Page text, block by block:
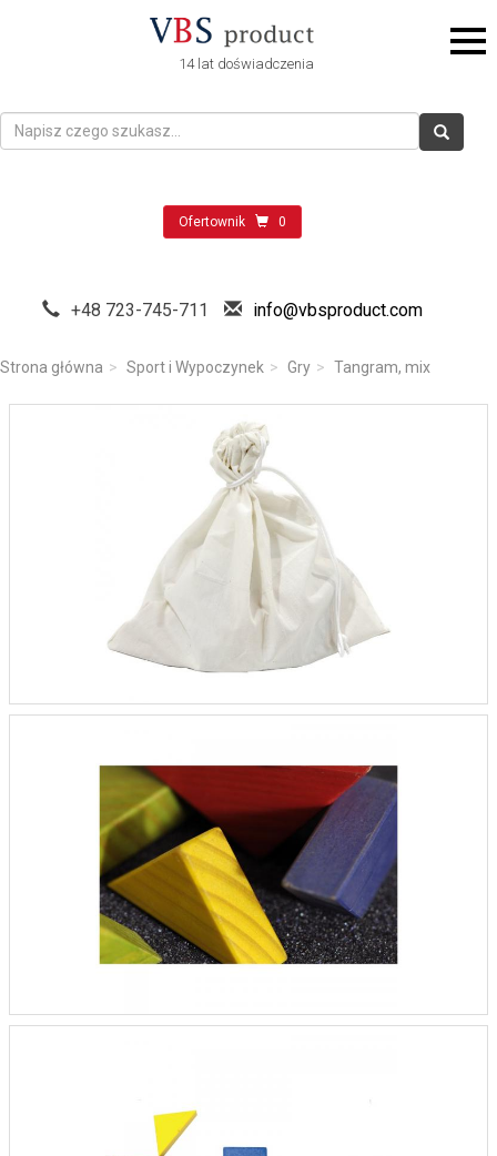
14 lat doświadczenia
Ofertownik 0
+48 723-745-711 info@vbsproduct.com
Strona główna Sport i Wypoczynek Gry Tangram, mix